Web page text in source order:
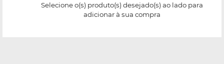
Selecione o(s) produto(s) desejado(s) ao lado para
adicionar à sua compra